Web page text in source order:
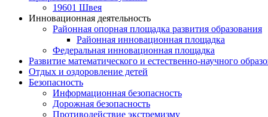
19601 Швея
Инновационная деятельность
Районная опорная площадка развития образования
Районная инновационная площадка
Федеральная инновационная площадка
Развитие математического и естественно-научного
Отдых и оздоровление детей
Безопасность
Информационная безопасность
Дорожная безопасность
Противодействие экстремизму